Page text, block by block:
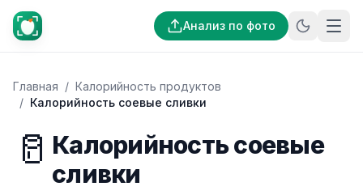
Анализ по фото
Главная / Калорийность продуктов
/ Калорийность соевые сливки
🥛 Калорийность соевые
сливки